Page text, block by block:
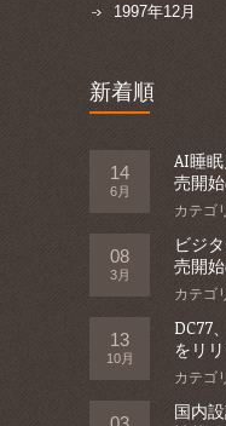
1997年12月
新着順
14
6月
AI睡
売開
カテゴ
08
3月
ビジ
売開
カテゴ
13
10月
DC77
をリ
カテゴ
国内